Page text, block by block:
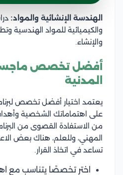
الهندسة الإنشائية والمواد:
والكيميائية للمواد الهندسية
والإنشاء.
أفضل تخصص
المدنية
يعتمد اختيار أفضل تخصص
على اهتماماتك الشخصية
من الاستفادة القصوى من
المهني، وللعلم، هناك بعض
تساعد في اتخاذ القرار.
اختر تخصصًا يتناسب مع